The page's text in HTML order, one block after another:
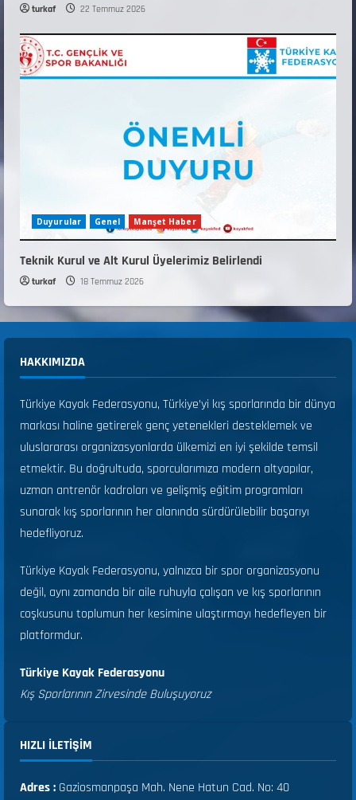
turkaf 22 Temmuz 2026
Duyurular Genel Manşet Haber
Teknik Kurul ve Alt Kurul Üyelerimiz Belirlendi
turkaf 18 Temmuz 2026
HAKKIMIZDA
Türkiye Kayak Federasyonu, Türkiye’yi kış sporlarında bir dünya
markası haline getirerek genç yetenekleri desteklemek ve
uluslararası organizasyonlarda ülkemizi en iyi şekilde temsil
etmektir. Bu doğrultuda, sporcularımıza modern altyapılar,
uzman antrenör kadroları ve gelişmiş eğitim programları
sunarak kış sporlarının her alanında sürdürülebilir başarıyı
hedefliyoruz.
Türkiye Kayak Federasyonu, yalnızca bir spor organizasyonu
değil, aynı zamanda bir aile ruhuyla çalışan ve kış sporlarının
coşkusunu toplumun her kesimine ulaştırmayı hedefleyen bir
platformdur.
Türkiye Kayak Federasyonu
Kış Sporlarının Zirvesinde Buluşuyoruz
HIZLI ILETIŞIM
Adres : Gaziosmanpaşa Mah. Nene Hatun Cad. No: 40